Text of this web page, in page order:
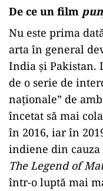
De ce un film
Nu este prima
arta în general
India și Pakistan.
de o serie de
naționale” de
încetat să mai
în 2016, iar în
indiene din
The Legend of
într-o luptă mai